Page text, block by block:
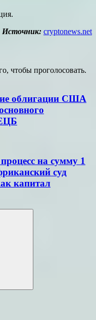
Источник: cryptonews.net
чтобы проголосовать.
облигации США
на сумму 1
суд
капитал